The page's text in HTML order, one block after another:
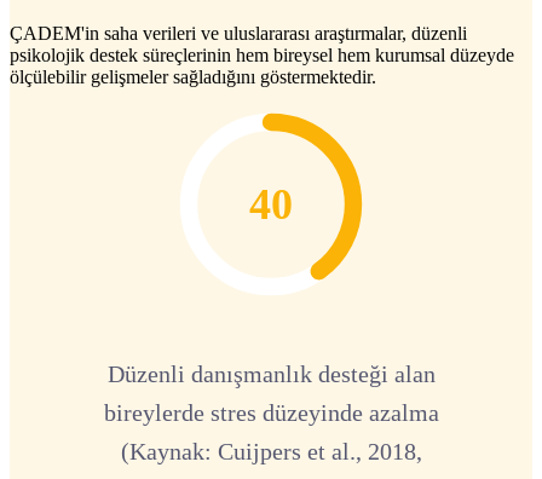
ÇADEM'in saha verileri ve uluslararası araştırmalar, düzenli
psikolojik destek süreçlerinin hem bireysel hem kurumsal düzeyde
ölçülebilir gelişmeler sağladığını göstermektedir.
40
Düzenli danışmanlık desteği alan
bireylerde stres düzeyinde azalma
(Kaynak: Cuijpers et al., 2018,